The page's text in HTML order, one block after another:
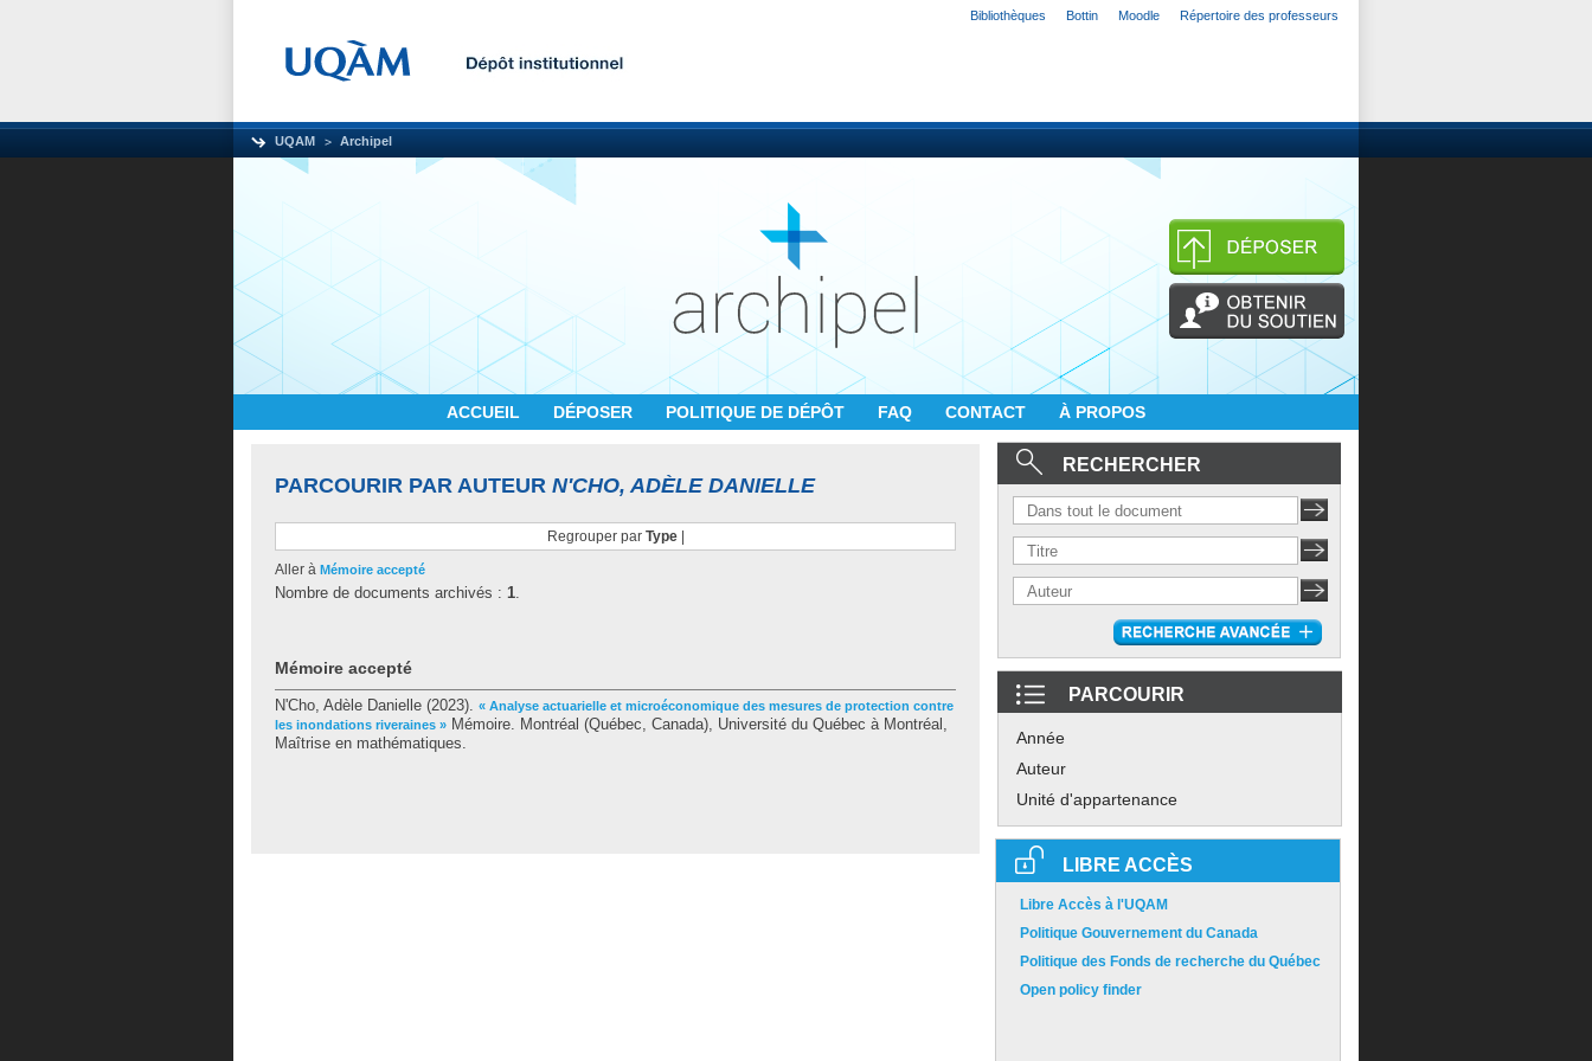
Bibliothèques Bottin Moodle Répertoire des professeurs
UQAM Archipel
ACCUEIL DÉPOSER POLITIQUE DE DÉPÔT FAQ CONTACT À PROPOS
PARCOURIR PAR AUTEUR N'CHO, ADÈLE DANIELLE
Regrouper par Type|
Aller à Mémoire accepté
Nombre de documents archivés : 1.
Mémoire accepté
N'Cho, Adèle Danielle (2023). « Analyse actuarielle et microéconomique des mesures de protection contre
les inondations riveraines » Mémoire. Montréal (Québec, Canada), Université du Québec à Montréal,
Maîtrise en mathématiques.
RECHERCHER
PARCOURIR
Année
Auteur
Unité d'appartenance
LIBRE ACCÈS
Libre Accès à l'UQAM
Politique Gouvernement du Canada
Politique des Fonds de recherche du Québec
Open policy finder